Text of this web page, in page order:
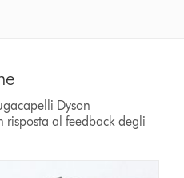
Dyson
risposta al feedback degli